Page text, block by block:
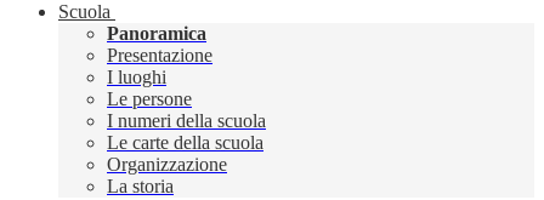
Scuola
Panoramica
Presentazione
I luoghi
Le persone
I numeri della scuola
Le carte della scuola
Organizzazione
La storia